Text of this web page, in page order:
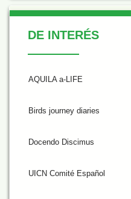
De Interés
DE INTERÉS
AQUILA a-LIFE
Birds journey diaries
Docendo Discimus
UICN Comité Español